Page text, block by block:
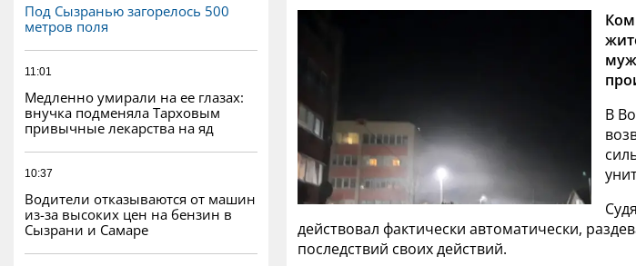
Под Сызранью загорелось 500
метров поля
11:01
Медленно умирали на ее глазах:
внучка подменяла Тарховым
привычные лекарства на яд
10:37
Водители отказываются от машин
из-за высоких цен на бензин в
Сызрани и Самаре
В
действовал фактически автоматически,
последствий своих действий.